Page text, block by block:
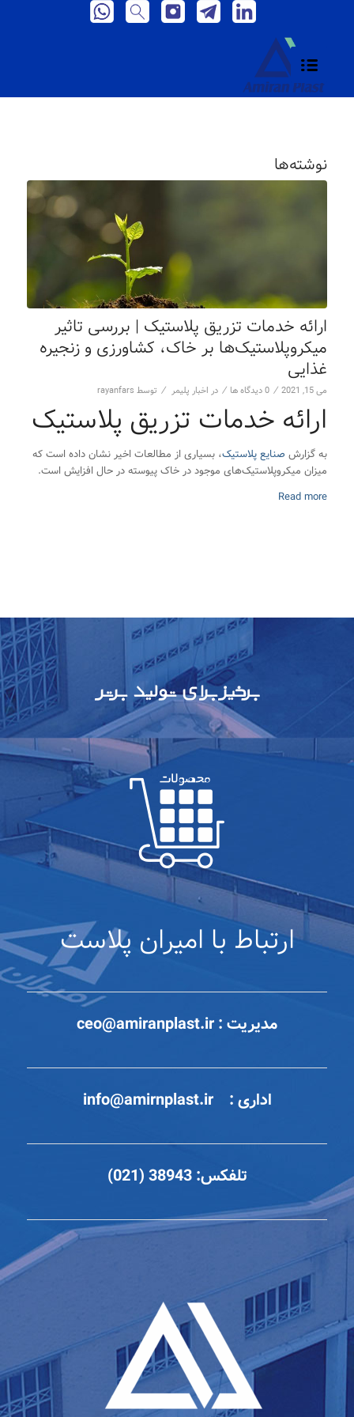
نوشته‌ها
ارائه خدمات تزریق پلاستیک | بررسی تاثیر
میکروپلاستیک‌ها بر خاک، کشاورزی و زنجیره
غذایی
می 15, 2021 / 0 دیدگاه ها / در اخبار پلیمر / توسط rayanfars
ارائه خدمات تزریق پلاستیک
به گزارش صنایع پلاستیک، بسیاری از مطالعات اخیر نشان داده است که
میزان میکروپلاستیک‌های موجود در خاک پیوسته در حال افزایش است.
Read more
ارتباط با امیران پلاست
مدیریت :ceo@amiranplast.ir
اداری :info@amirnplast.ir
تلفکس:38943 (021)